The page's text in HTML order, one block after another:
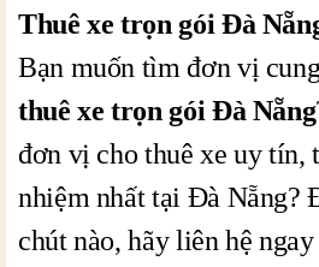
Thuê xe trọn gói Đà
Bạn muốn tìm đơn vị
thuê xe trọn gói Đà Nẵng
đơn vị cho thuê xe uy tín,
nhiệm nhất tại Đà Nẵng?
chút nào, hãy liên hệ